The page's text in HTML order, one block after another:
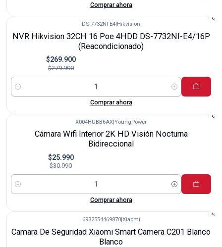
Comprar ahora
DS-7732NI-E4 Hikvision
NVR Hikvision 32CH 16 Poe 4HDD DS-7732NI-E4/16P
(Reacondicionado)
$269.900
$279.990
Cantidad
Comprar ahora
X004HUBB6AX|YoungPower
Cámara Wifi Interior 2K HD Visión Nocturna
Bidireccional
$25.990
$30.990
Cantidad
Comprar ahora
6932554469870| Xiaomi
Camara De Seguridad Xiaomi Smart Camera C201 Blanco
Blanco